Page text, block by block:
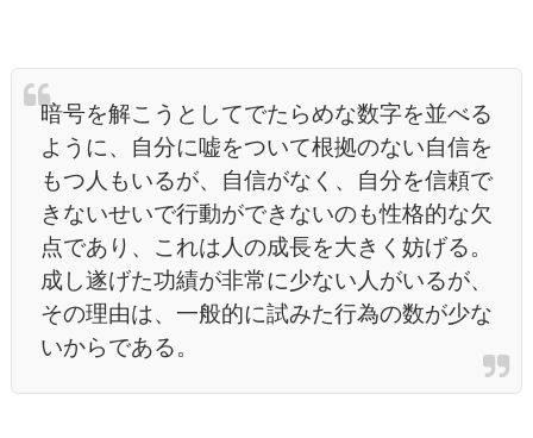
暗号を解こうとしてでたらめな数字を並べる
ように、自分に嘘をついて根拠のない自信を
もつ人もいるが、自信がなく、自分を信頼で
きないせいで行動ができないのも性格的な欠
点であり、これは人の成長を大きく妨げる。
成し遂げた功績が非常に少ない人がいるが、
その理由は、一般的に試みた行為の数が少な
いからである。